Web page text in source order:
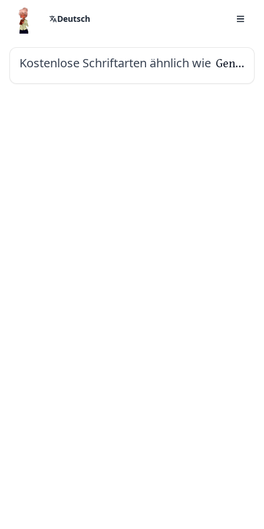
Deutsch
Kostenlose Schriftarten ähnlich wie Gentium Book Plus